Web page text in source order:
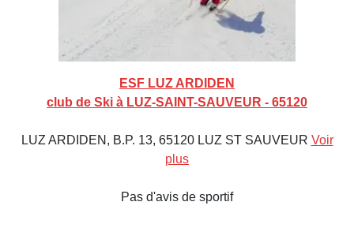
ESF LUZ ARDIDEN
club de Ski à LUZ-SAINT-SAUVEUR - 65120
LUZ ARDIDEN, B.P. 13, 65120 LUZ ST SAUVEUR Voir
plus
Pas d'avis de sportif